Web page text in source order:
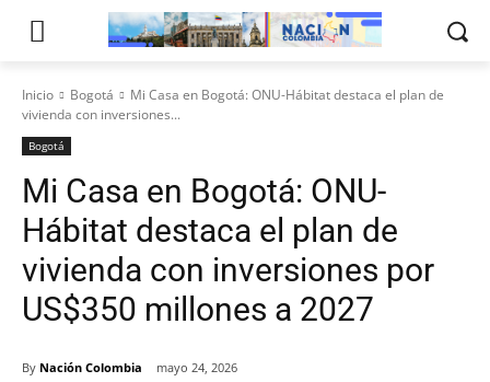
Inicio Bogotá
Mi Casa en Bogotá: ONU-Hábitat destaca el plan de
vivienda con inversiones...
Bogotá
Mi Casa en Bogotá: ONU-
Hábitat destaca el plan de
vivienda con inversiones por
US$350 millones a 2027
By Nación Colombia mayo 24, 2026